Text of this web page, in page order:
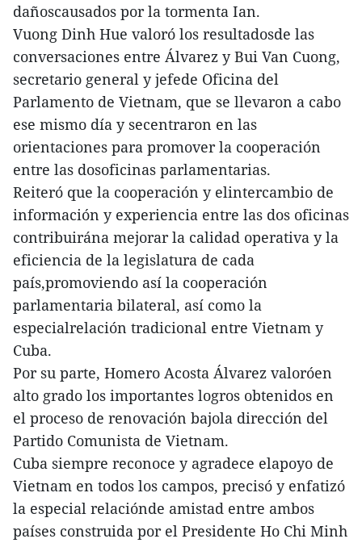
dañoscausados por la tormenta Ian.
Vuong Dinh Hue valoró los resultadosde las
conversaciones entre Álvarez y Bui Van Cuong,
secretario general y jefede Oficina del
Parlamento de Vietnam, que se llevaron a cabo
ese mismo día y secentraron en las
orientaciones para promover la cooperación
entre las dosoficinas parlamentarias.
Reiteró que la cooperación y elintercambio de
información y experiencia entre las dos oficinas
contribuirána mejorar la calidad operativa y la
eficiencia de la legislatura de cada
país,promoviendo así la cooperación
parlamentaria bilateral, así como la
especialrelación tradicional entre Vietnam y
Cuba.
Por su parte, Homero Acosta Álvarez valoróen
alto grado los importantes logros obtenidos en
el proceso de renovación bajola dirección del
Partido Comunista de Vietnam.
Cuba siempre reconoce y agradece elapoyo de
Vietnam en todos los campos, precisó y enfatizó
la especial relaciónde amistad entre ambos
países construida por el Presidente Ho Chi Minh